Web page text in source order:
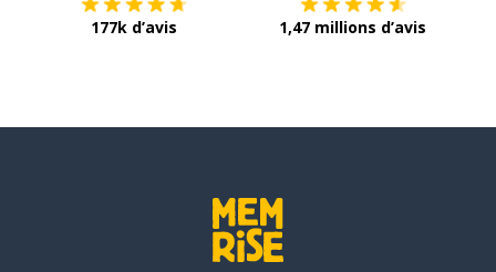
177k d’avis 1,47 millions d’avis